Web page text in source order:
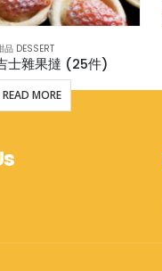
品 DESSERT
士雜果撻 (25件)
READ MORE